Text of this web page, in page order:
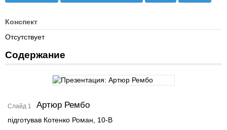
Конспект
Отсутствует
Содержание
Слайд 1 Артюр Рембо
підготував Котенко Роман, 10-В